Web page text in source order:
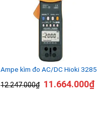
Ampe kìm đo AC/DC Hioki 3285
12.247.000₫ 11.664.000₫